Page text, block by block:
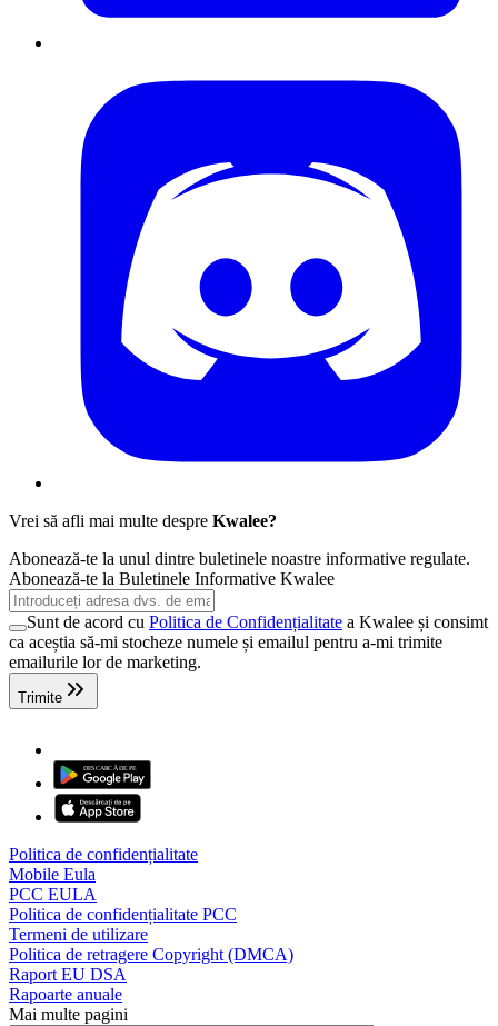
Vrei să afli mai multe despre Kwalee?
Abonează-te la unul dintre buletinele noastre informative regulate.
Abonează-te la Buletinele Informative Kwalee
Sunt de acord cu Politica de Confidențialitate a Kwalee și consimt
ca aceștia să-mi stocheze numele și emailul pentru a-mi trimite
emailurile lor de marketing.
Trimite
Politica de confidențialitate
Mobile Eula
PCC EULA
Politica de confidențialitate PCC
Termeni de utilizare
Politica de retragere Copyright (DMCA)
Raport EU DSA
Rapoarte anuale
Mai multe pagini